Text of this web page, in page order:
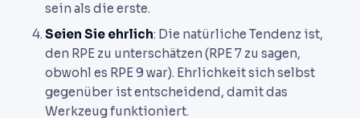
sein als die erste.
Seien Sie ehrlich: Die natürliche Tendenz ist,
den RPE zu unterschätzen (RPE 7 zu sagen,
obwohl es RPE 9 war). Ehrlichkeit sich selbst
gegenüber ist entscheidend, damit das
Werkzeug funktioniert.